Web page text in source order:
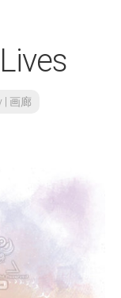
| 画廊